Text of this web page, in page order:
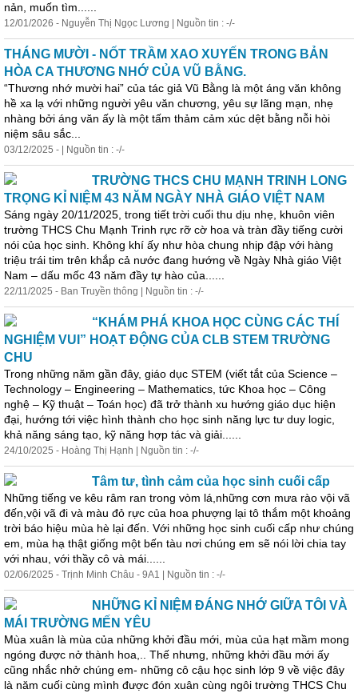
nản, muốn tìm......
12/01/2026 - Nguyễn Thị Ngọc Lương | Nguồn tin : -/-
THÁNG MƯỜI - NỐT TRẦM XAO XUYẾN TRONG BẢN
HÒA CA THƯƠNG NHỚ CỦA VŨ BẰNG.
“Thương nhớ mười hai” của tác giả Vũ Bằng là một áng văn không
hề xa lạ với những người yêu văn chương, yêu sự lãng mạn, nhẹ
nhàng bởi áng văn ấy là một tấm thảm cảm xúc dệt bằng nỗi hòi
niệm sâu sắc...
03/12/2025 - | Nguồn tin : -/-
TRƯỜNG THCS CHU MẠNH TRINH LONG
TRỌNG KỈ NIỆM 43 NĂM NGÀY NHÀ GIÁO VIỆT NAM
Sáng ngày 20/11/2025, trong tiết trời cuối thu dịu nhẹ, khuôn viên
trường THCS Chu Mạnh Trinh rực rỡ cờ hoa và tràn đầy tiếng cười
nói của học sinh. Không khí ấy như hòa chung nhịp đập với hàng
triệu trái tim trên khắp cả nước đang hướng về Ngày Nhà giáo Việt
Nam – dấu mốc 43 năm đầy tự hào của......
22/11/2025 - Ban Truyền thông | Nguồn tin : -/-
“KHÁM PHÁ KHOA HỌC CÙNG CÁC THÍ
NGHIỆM VUI” HOẠT ĐỘNG CỦA CLB STEM TRƯỜNG
CHU
Trong những năm gần đây, giáo dục STEM (viết tắt của Science –
Technology – Engineering – Mathematics, tức Khoa học – Công
nghệ – Kỹ thuật – Toán học) đã trở thành xu hướng giáo dục hiện
đại, hướng tới việc hình thành cho học sinh năng lực tư duy logic,
khả năng sáng tạo, kỹ năng hợp tác và giải......
24/10/2025 - Hoàng Thị Hạnh | Nguồn tin : -/-
Tâm tư, tình cảm của học sinh cuối cấp
Những tiếng ve kêu râm ran trong vòm lá,những cơn mưa rào vội vã
đến,vội vã đi và màu đỏ rực của hoa phượng lại tô thắm một khoảng
trời báo hiệu mùa hè lại đến. Với những học sinh cuối cấp như chúng
em, mùa hạ thật giống một bến tàu nơi chúng em sẽ nói lời chia tay
với nhau, với thầy cô và mái......
02/06/2025 - Trịnh Minh Châu - 9A1 | Nguồn tin : -/-
NHỮNG KỈ NIỆM ĐÁNG NHỚ GIỮA TÔI VÀ
MÁI TRƯỜNG MẾN YÊU
Mùa xuân là mùa của những khởi đầu mới, mùa của hạt mầm mong
ngóng được nở thành hoa,.. Thế nhưng, những khởi đầu mới ấy
cũng nhắc nhở chúng em- những cô cậu học sinh lớp 9 về việc đây
là năm cuối cùng mình được đón xuân cùng ngôi trường THCS Chu